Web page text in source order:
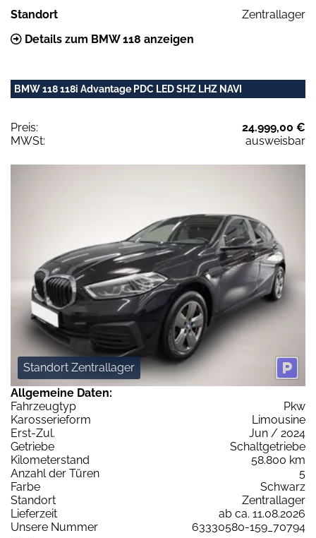
Standort
Zentrallager
Details zum BMW 118 anzeigen
BMW 118 118i Advantage PDC LED SHZ LHZ NAVI
Preis:
24.999,00 €
MWSt:
ausweisbar
Standort Zentrallager
Allgemeine Daten:
Fahrzeugtyp
Pkw
Karosserieform
Limousine
Erst-Zul.
Jun / 2024
Getriebe
Schaltgetriebe
Kilometerstand
58.800 km
Anzahl der Türen
5
Farbe
Schwarz
Standort
Zentrallager
Lieferzeit
ab ca. 11.08.2026
Unsere Nummer
63330580-159_70794